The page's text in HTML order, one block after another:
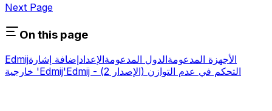
Next Page
On this page
Edmij الأجهزة المدعومةالدول المدعومةالإعدادإضافة إشارة
خارجية 'Edmij'
Edmij - التحكم في عدم التوازن (الإصدار 2)